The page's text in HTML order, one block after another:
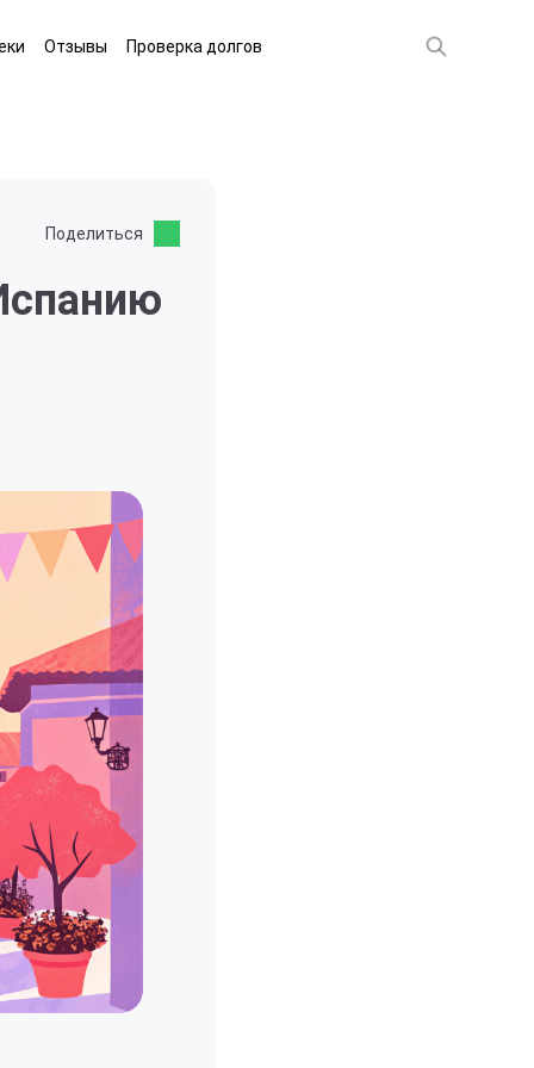
Отзывы Проверка долгов
Поделиться